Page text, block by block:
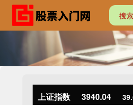
上证指数 3940.04